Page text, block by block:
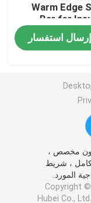
Warm Edge
Bar for
Glass Units
for
إرسال استفسار
مخصص ،
، شريط
المورد.
Copyright ©
Hubei Co.,